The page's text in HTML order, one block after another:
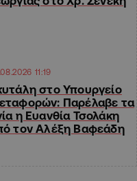
11:19
στο Υπουργείο
Παρέλαβε τα
η Ευανθία Τσολάκη
τον Αλέξη Βαφεάδη